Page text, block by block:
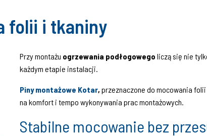
folii i tkaniny
Przy montażu ogrzewania podłogowego liczą się nie
każdym etapie instalacji.
Piny montażowe Kotar, przeznaczone do mocowania
na komfort i tempo wykonywania prac montażowych.
Stabilne mocowanie bez